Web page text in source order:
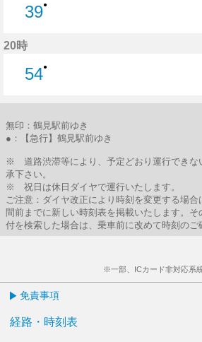
39●
20時
54●
無印：鶴見駅前ゆき
●：【急行】鶴見駅前ゆき
※ 道路渋滞等により、予定どおり運行できな
承下さい。
※ 祝日は休日ダイヤで運行いたします。
ご注意：ダイヤ改正により時刻を変更する場合
間前までに新しい時刻表を掲載いたします。そ
付を検索した場合は、乗車前に改めて時刻のご
※一部、ICカード非対応系
免責事項
経路・時刻表